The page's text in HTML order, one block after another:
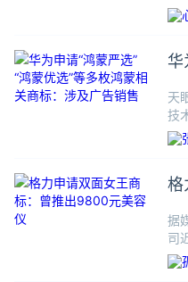
“
几
“
华
告
天
技
优
“
通
格
据
司
注
及